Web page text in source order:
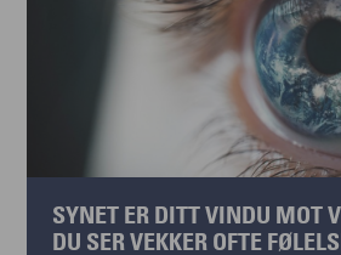
SYNET ER DITT VINDU MOT
DU SER VEKKER OFTE